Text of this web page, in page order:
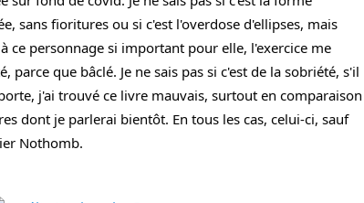
sans fioritures ou si c'est l'overdose d'ellipses, mais
ce personnage si important pour elle, l'exercice me
parce que bâclé. Je ne sais pas si c'est de la sobriété, s'il
j'ai trouvé ce livre mauvais, surtout en comparaison
dont je parlerai bientôt. En tous les cas, celui-ci, sauf
Nothomb.